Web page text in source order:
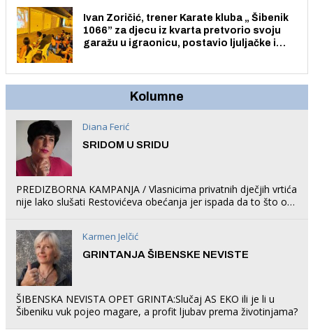
Ivan Zoričić, trener Karate kluba „ Šibenik
1066” za djecu iz kvarta pretvorio svoju
garažu u igraonicu, postavio ljuljačke i
Kolumne
Diana Ferić
SRIDOM U SRIDU
PREDIZBORNA KAMPANJA / Vlasnicima privatnih dječjih vrtića
nije lako slušati Restovićeva obećanja jer ispada da to što oni
Karmen Jelčić
GRINTANJA ŠIBENSKE NEVISTE
ŠIBENSKA NEVISTA OPET GRINTA:Slučaj AS EKO ili je li u
Šibeniku vuk pojeo magare, a profit ljubav prema životinjama?